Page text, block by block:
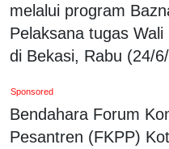
melalui program
Pelaksana tugas
di Bekasi, Rabu (24/
Sponsored
Bendahara Forum
Pesantren (FKPP)